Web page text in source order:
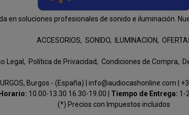
en soluciones profesionales de sonido e iluminación.
ACCESORIOS SONIDO ILUMINACION
Legal Política de Privacidad Condiciones de Compra
Burgos - (España) | info@audiocashonline.com |
Horario: 10.00-13.30 16.30-19.00 | Tiempo de Entrega: 1-
(*) Precios con Impuestos incluidos